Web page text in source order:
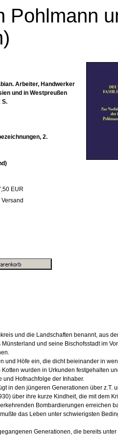
Pohlmann
Arbeiter, Handwerker
und in Westpreußen
S.
2.
EUR
und die Landschaften benannt, aus
und seine Bischofsstadt im
und Höfe ein, die dicht beieinander in
wurden in Urkunden festgehalten
und Hofnachfolge der Inhaber.
in den jüngeren Generationen über z.T.
über ihre kurze Kindheit, die mit dem
Bombardierungen erreichen
das Leben unter schwierigsten
Generationen, die bereits unter